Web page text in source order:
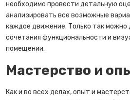
необходимо провести детальную
анализировать все возможные
каждое движение. Только так можно
сочетания функциональности и
помещении.
Мастерство и
Как и во всех делах, опыт и